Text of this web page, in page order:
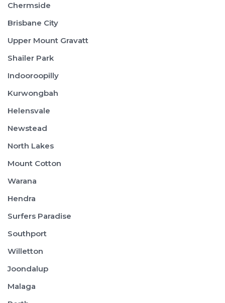
Chermside
Brisbane City
Upper Mount Gravatt
Shailer Park
Indooroopilly
Kurwongbah
Helensvale
Newstead
North Lakes
Mount Cotton
Warana
Hendra
Surfers Paradise
Southport
Willetton
Joondalup
Malaga